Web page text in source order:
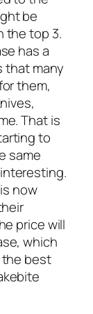
be
the top 3.
has a
that many
them,
That is
to
same
now
price will
which
the best